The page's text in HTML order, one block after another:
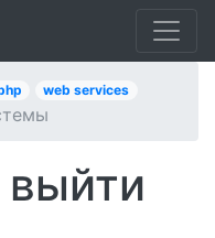
web services
выйти